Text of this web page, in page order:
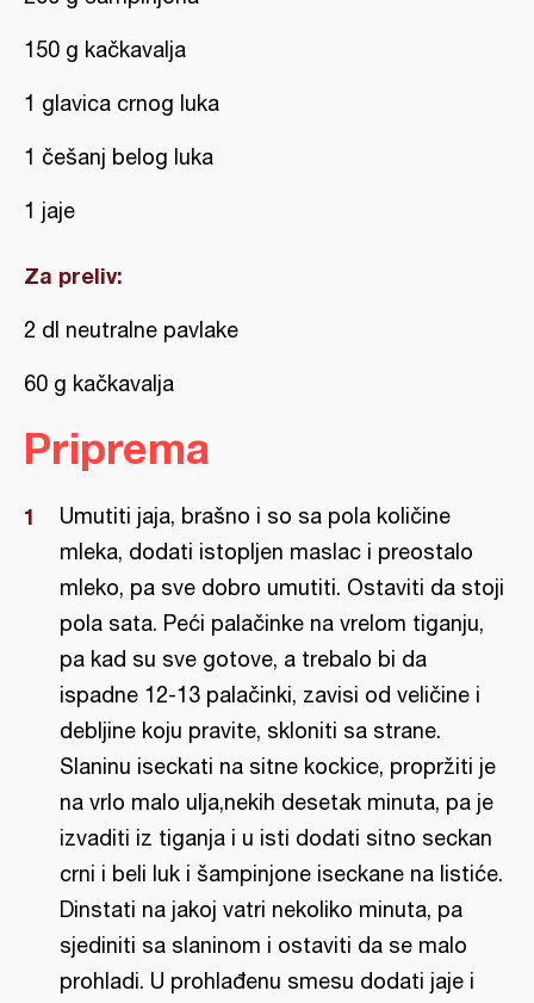
150 g kačkavalja
1 glavica crnog luka
1 češanj belog luka
1 jaje
Za preliv:
2 dl neutralne pavlake
60 g kačkavalja
Priprema
Umutiti jaja, brašno i so sa pola količine
mleka, dodati istopljen maslac i preostalo
mleko, pa sve dobro umutiti. Ostaviti da stoji
pola sata. Peći palačinke na vrelom tiganju,
pa kad su sve gotove, a trebalo bi da
ispadne 12-13 palačinki, zavisi od veličine i
debljine koju pravite, skloniti sa strane.
Slaninu iseckati na sitne kockice, propržiti je
na vrlo malo ulja,nekih desetak minuta, pa je
izvaditi iz tiganja i u isti dodati sitno seckan
crni i beli luk i šampinjone iseckane na listiće.
Dinstati na jakoj vatri nekoliko minuta, pa
sjediniti sa slaninom i ostaviti da se malo
prohladi. U prohlađenu smesu dodati jaje i